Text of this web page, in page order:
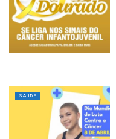
SAÚDE